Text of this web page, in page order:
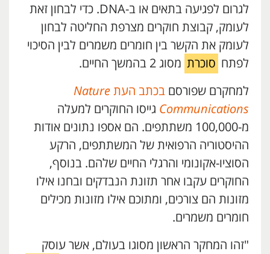
לגרום לפגיעה בתאים או ב-DNA. כדי לבחון זאת
לעומק, קבוצת חוקרים מצרפת החליטה לבחון
לעומק את הקשר בין חומרים משמרים לבין הסיכוי
לפתח סוכרת מסוג 2 בהמשך החיים.
למחקרם שפורסם בכתב העת Nature
Communications גייסו החוקרים למעלה
מ-100,000 משתתפים. הם אספו נתונים אודות
ההיסטוריה הרפואית של המשתתפים, הרקע
הסוציו-אקונומי והרגלי החיים שלהם. בנוסף,
החוקרים עקבו אחר תזונת הנבדקים ובחנו אילו
מזונות הם צורכים, ומתוכם אילו מזונות מכילים
חומרים משמרים.
"זהו המחקר הראשון מסוגו בעולם, אשר עוסק